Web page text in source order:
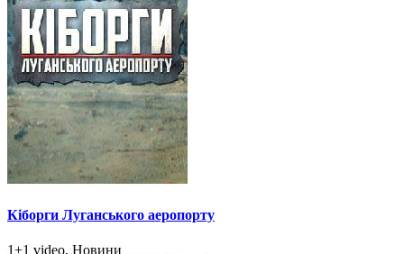
Кіборги Луганського аеропорту
1+1 video, Новини